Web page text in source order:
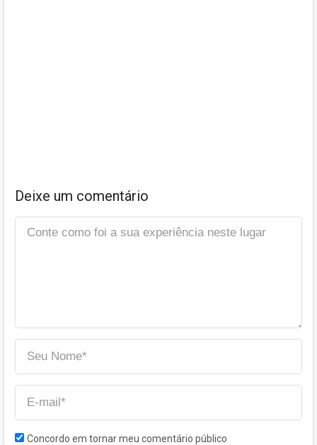
Deixe um comentário
Concordo em tornar meu comentário público